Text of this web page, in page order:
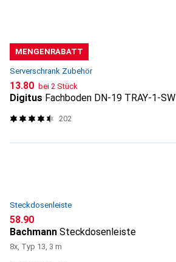
MENGENRABATT
Serverschrank Zubehör
CHF
13.80 bei 2 Stück
Digitus Fachboden DN-19 TRAY-1-SW
202
Steckdosenleiste
CHF
58.90
Bachmann Steckdosenleiste
8x, Typ 13, 3 m